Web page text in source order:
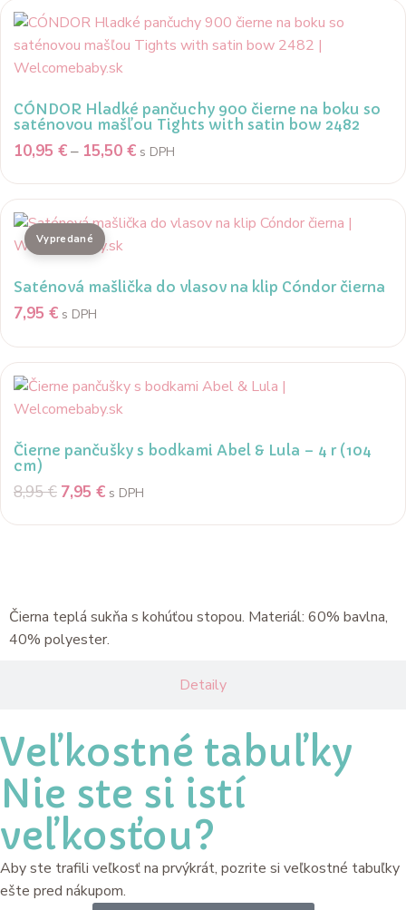
CÓNDOR Hladké pančuchy 900 čierne na boku so
saténovou mašľou Tights with satin bow 2482
10,95 €– 15,50 € s DPH
Saténová mašlička do vlasov na klip Cóndor čierna
7,95 € s DPH
Čierne pančušky s bodkami Abel & Lula – 4 r (104
cm)
8,95€ 7,95 € s DPH
Detaily
Čierna teplá sukňa s kohúťou stopou. Materiál: 60% bavlna,
40% polyester.
Veľkostné tabuľky
Nie ste si istí
veľkosťou?
Aby ste trafili veľkosť na prvýkrát, pozrite si veľkostné tabuľky
ešte pred nákupom.